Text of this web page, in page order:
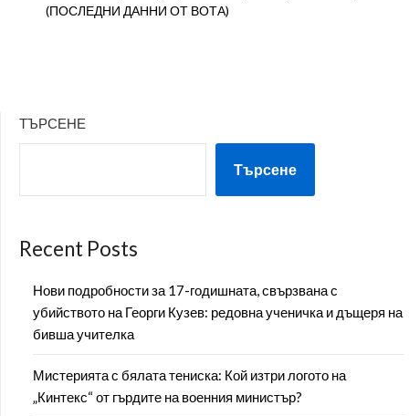
(ПОСЛЕДНИ ДАННИ ОТ ВОТА)
ТЪРСЕНЕ
Търсене
Recent Posts
Нови подробности за 17-годишната, свързвана с
убийството на Георги Кузев: редовна ученичка и дъщеря на
бивша учителка
Мистерията с бялата тениска: Кой изтри логото на
„Кинтекс“ от гърдите на военния министър?